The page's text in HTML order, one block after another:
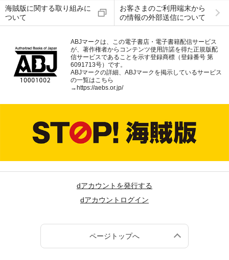
海賊版に関する取り組みに
ついて
お客さまのご利用端末から
の情報の外部送信について
ABJマークは、この電子書店・電子書籍配信サービス
が、著作権者からコンテンツ使用許諾を得た正規版配
信サービスであることを示す登録商標（登録番号 第
6091713号）です。
ABJマークの詳細、ABJマークを掲示しているサービス
の一覧はこちら
→https://aebs.or.jp/
dアカウントを発行する
dアカウントログイン
ページトップへ